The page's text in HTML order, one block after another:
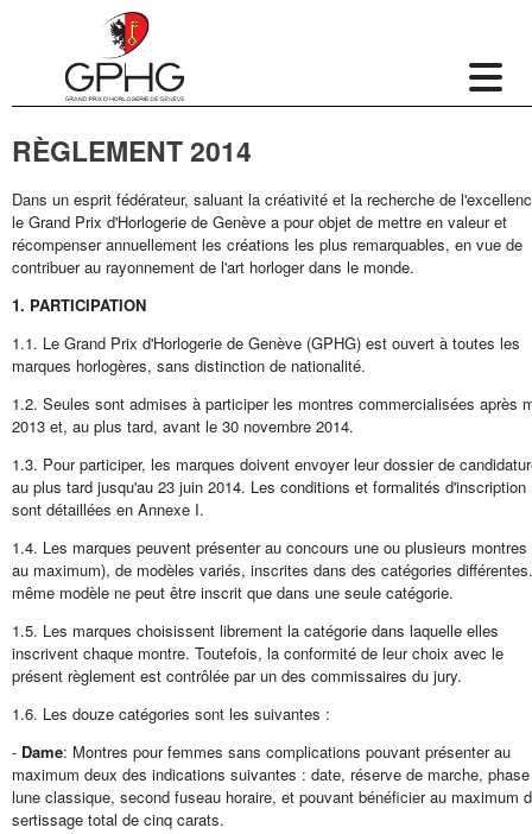
RÈGLEMENT 2014
Dans un esprit fédérateur, saluant la créativité et la recherche de
le Grand Prix d'Horlogerie de Genève a pour objet de mettre en valeur et
récompenser annuellement les créations les plus remarquables, en vue de
contribuer au rayonnement de l'art horloger dans le monde.
1. PARTICIPATION
1.1. Le Grand Prix d'Horlogerie de Genève (GPHG) est ouvert à toutes les
marques horlogères, sans distinction de nationalité.
1.2. Seules sont admises à participer les montres commercialisées après
2013 et, au plus tard, avant le 30 novembre 2014.
1.3. Pour participer, les marques doivent envoyer leur dossier de
au plus tard jusqu'au 23 juin 2014. Les conditions et formalités d'inscription
sont détaillées en Annexe I.
1.4. Les marques peuvent présenter au concours une ou plusieurs
au maximum), de modèles variés, inscrites dans des catégories
même modèle ne peut être inscrit que dans une seule catégorie.
1.5. Les marques choisissent librement la catégorie dans laquelle elles
inscrivent chaque montre. Toutefois, la conformité de leur choix avec le
présent règlement est contrôlée par un des commissaires du jury.
1.6. Les douze catégories sont les suivantes :
- Dame: Montres pour femmes sans complications pouvant présenter au
maximum deux des indications suivantes : date, réserve de marche,
lune classique, second fuseau horaire, et pouvant bénéficier au maximum
sertissage total de cinq carats.